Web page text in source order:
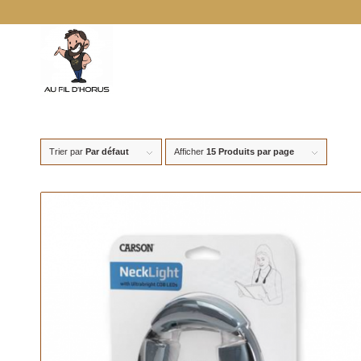
Trier par Par défaut Afficher 15 Produits par page